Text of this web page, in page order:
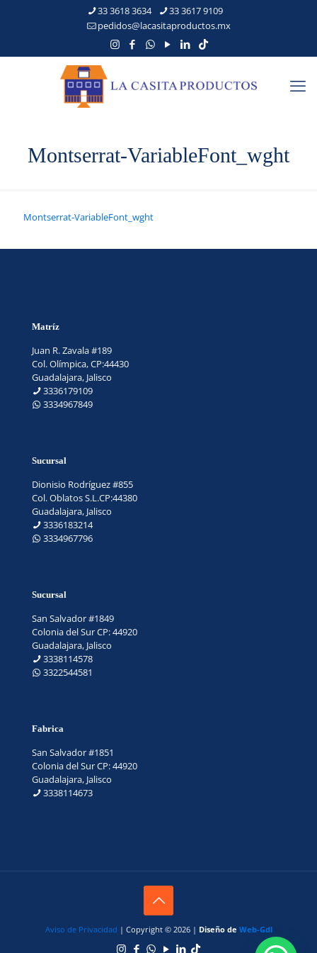
33 3618 3634
33 3617 9109
pedidos@lacasitaproductos.mx
Montserrat-VariableFont_wght
Montserrat-VariableFont_wght
Matríz
Juan R. Zavala #189
Col. Olímpica, CP:44430
Guadalajara, Jalisco
3336179109
3334967849
Sucursal
Dionisio Rodríguez #855
Col. Oblatos S.L.CP:44380
Guadalajara, Jalisco
3336183214
3334967796
Sucursal
San Salvador #1849
Colonia del Sur CP: 44920
Guadalajara, Jalisco
3338114578
3322544581
Fabrica
San Salvador #1851
Colonia del Sur CP: 44920
Guadalajara, Jalisco
3338114673
Aviso de Privacidad | Copyright © 2026 | Diseño de Web-Gdl